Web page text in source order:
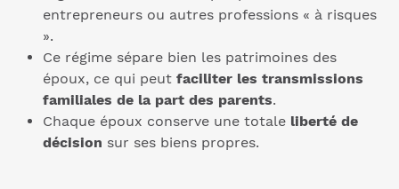
entrepreneurs ou autres professions « à risques
».
Ce régime sépare bien les patrimoines des
époux, ce qui peut faciliter les transmissions
familiales de la part des parents.
Chaque époux conserve une totale liberté de
décision sur ses biens propres.